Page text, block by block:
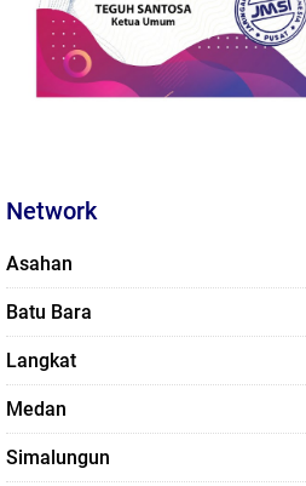
Network
Asahan
Batu Bara
Langkat
Medan
Simalungun